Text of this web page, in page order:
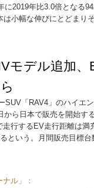
2019年比3.0倍となる
小幅な伸びにとどまり
モデル追加
SUV「RAV4」のハイエ
ら日本で販売を開始す
行するEV走行距離は
という。月間販売目標
ル」：